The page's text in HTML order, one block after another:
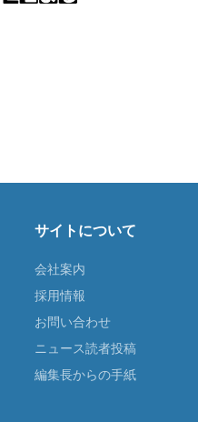
サイトについて
会社案内
採用情報
お問い合わせ
ニュース読者投稿
編集長からの手紙